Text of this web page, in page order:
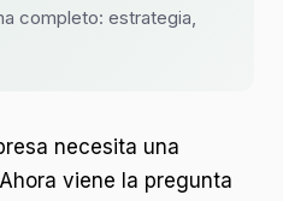
completo: estrategia,
necesita una
viene la pregunta